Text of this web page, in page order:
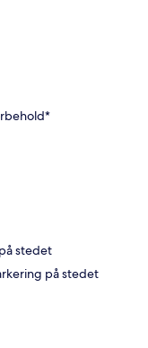
stedet
på stedet